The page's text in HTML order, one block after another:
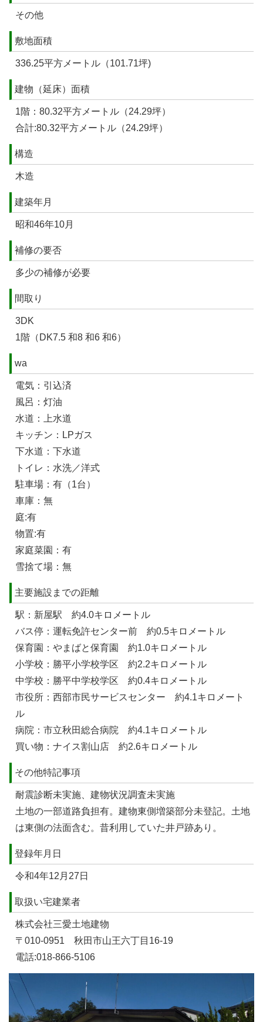
その他
敷地面積
336.25平方メートル（101.71坪)
建物（延床）面積
1階：80.32平方メートル（24.29坪）
合計:80.32平方メートル（24.29坪）
構造
木造
建築年月
昭和46年10月
補修の要否
多少の補修が必要
間取り
3DK
1階（DK7.5 和8 和6 和6）
wa
電気：引込済
風呂：灯油
水道：上水道
キッチン：LPガス
下水道：下水道
トイレ：水洗／洋式
駐車場：有（1台）
車庫：無
庭:有
物置:有
家庭菜園：有
雪捨て場：無
主要施設までの距離
駅：新屋駅 約4.0キロメートル
バス停：運転免許センター前 約0.5キロメートル
保育園：やまばと保育園 約1.0キロメートル
小学校：勝平小学校学区 約2.2キロメートル
中学校：勝平中学校学区 約0.4キロメートル
市役所：西部市民サービスセンター 約4.1キロメート
ル
病院：市立秋田総合病院 約4.1キロメートル
買い物：ナイス割山店 約2.6キロメートル
その他特記事項
耐震診断未実施、建物状況調査未実施
土地の一部道路負担有。建物東側増築部分未登記。土地
は東側の法面含む。昔利用していた井戸跡あり。
登録年月日
令和4年12月27日
取扱い宅建業者
株式会社三愛土地建物
〒010-0951 秋田市山王六丁目16-19
電話:018-866-5106